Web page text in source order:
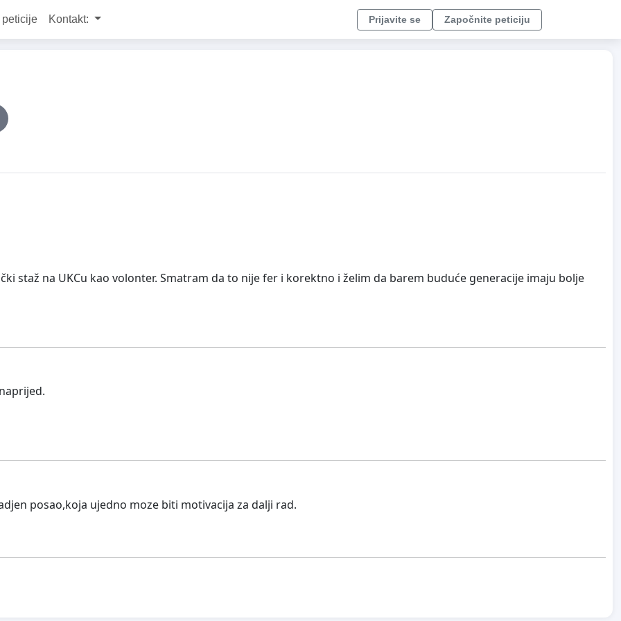
peticije Kontakt: Prijavite se Započnite peticiju
staž na UKCu kao volonter. Smatram da to nije fer i korektno i želim da barem buduće generacije imaju bolje
posao,koja ujedno moze biti motivacija za dalji rad.